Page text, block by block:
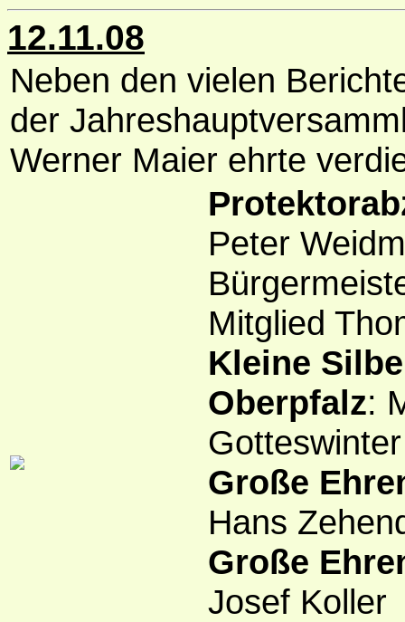
12.11.08
Neben den vielen
der
Werner Maier ehrte
Peter
Mitglied
Kleine
Oberpfalz:
Gotteswinter
Große
Hans
Große
Josef Koller